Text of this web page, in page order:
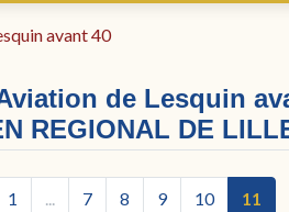
avant 40
de Lesquin
REGIONAL DE
1 ... 7 8 9 10 11